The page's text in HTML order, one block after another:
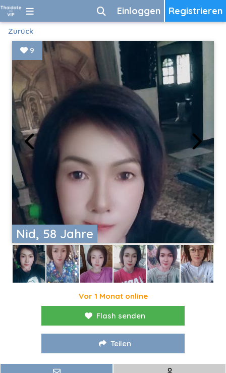
Registrieren
Einloggen
Zurück
Nid, 58 Jahre
9
Vor 1 Monat online
Flash senden
Teilen